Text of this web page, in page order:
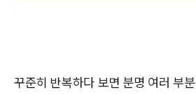
꾸준히 반복하다 보면 분명 여러 부